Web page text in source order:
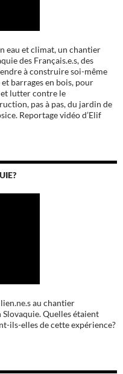
eau et climat, un chantier
des Français.e.s, des
à construire soi-même
barrages en bois, pour
lutter contre le
pas à pas, du jardin de
Reportage vidéo d’Elif
au chantier
Quelles étaient
ils-elles de cette expérience?